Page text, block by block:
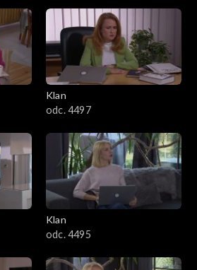
Klan
odc. 4497
Klan
odc. 4495